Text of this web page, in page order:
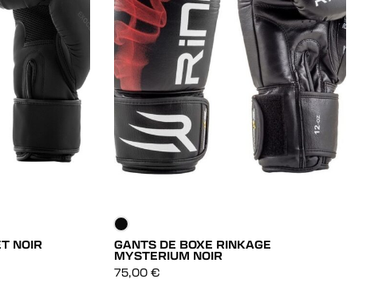
NOIR
DÉCOUVRIR
GANTS DE BOXE RINKAGE
MYSTERIUM NOIR
75,00 €